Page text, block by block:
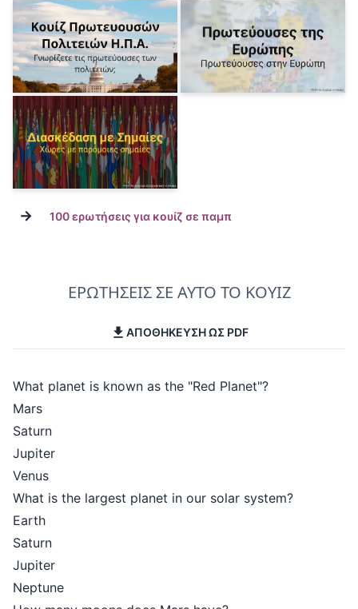
→ 100 ερωτήσεις για κουίζ σε παμπ
ΕΡΩΤΗΣΕΙΣ ΣΕ ΑΥΤΟ ΤΟ ΚΟΥΙΖ
ΑΠΟΘΗΚΕΥΣΗ ΩΣ PDF
What planet is known as the "Red Planet"?
Mars
Saturn
Jupiter
Venus
What is the largest planet in our solar system?
Earth
Saturn
Jupiter
Neptune